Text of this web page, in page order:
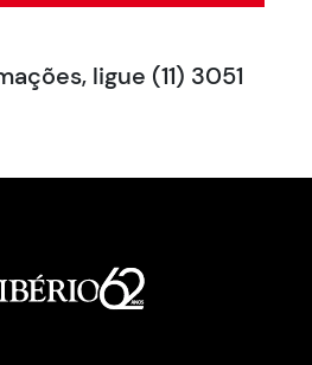
ligue (11) 3051